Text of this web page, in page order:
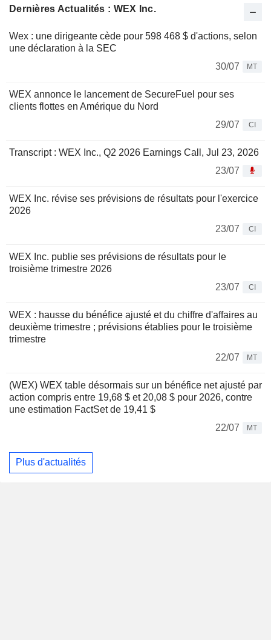
Dernières Actualités : WEX Inc.
Wex : une dirigeante cède pour 598 468 $ d'actions, selon
une déclaration à la SEC
30/07
MT
WEX annonce le lancement de SecureFuel pour ses
clients flottes en Amérique du Nord
29/07
CI
Transcript : WEX Inc., Q2 2026 Earnings Call, Jul 23, 2026
23/07
WEX Inc. révise ses prévisions de résultats pour l'exercice
2026
23/07
CI
WEX Inc. publie ses prévisions de résultats pour le
troisième trimestre 2026
23/07
CI
WEX : hausse du bénéfice ajusté et du chiffre d'affaires au
deuxième trimestre ; prévisions établies pour le troisième
trimestre
22/07
MT
(WEX) WEX table désormais sur un bénéfice net ajusté par
action compris entre 19,68 $ et 20,08 $ pour 2026, contre
une estimation FactSet de 19,41 $
22/07
MT
Plus d'actualités